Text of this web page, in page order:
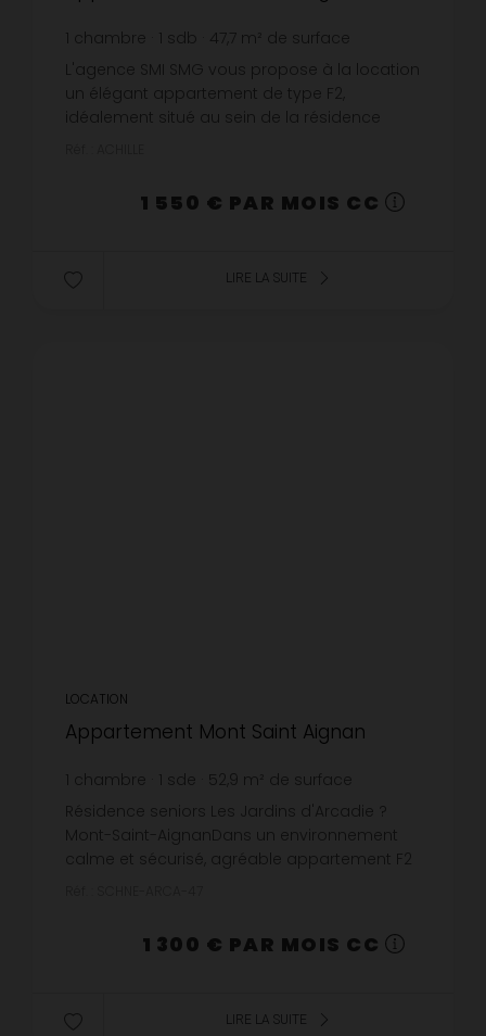
1 chambre 1 sdb 47,7 m² de surface
32,49 €
prix / m²
L'agence SMI SMG vous propose à la location
un élégant appartement de type F2,
idéalement situé au sein de la résidence
1 550 € PAR MOIS CC
LIRE LA SUITE
LOCATION
Appartement Mont Saint Aignan
1 chambre 1 sde 52,9 m² de surface
24,57 €
prix / m²
Résidence seniors Les Jardins d'Arcadie ?
Mont-Saint-AignanDans un environnement
calme et sécurisé, agréable appartement F2
1 300 € PAR MOIS CC
LIRE LA SUITE